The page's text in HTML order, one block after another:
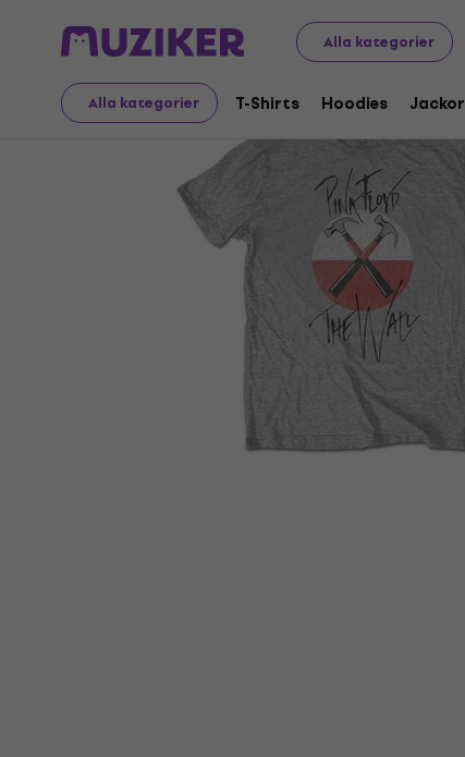
Alla kategorier
Alla kategorier T-Shirts Hoodies Jackor
Merch Musikalisk Merch T-Shirts